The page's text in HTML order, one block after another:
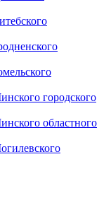
городского
областного